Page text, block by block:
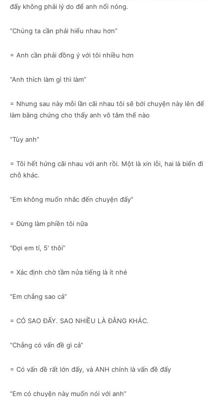
đấy không phải lý do để anh nổi nóng.
“Chúng ta cần phải hiểu nhau hơn”
= Anh cần phải đồng ý với tôi nhiều hơn
“Anh thích làm gì thì làm”
= Nhưng sau này mỗi lần cãi nhau tôi sẽ bới chuyện này lên để
làm bằng chứng cho thấy anh vô tâm thế nào
“Tùy anh”
= Tôi hết hứng cãi nhau với anh rồi. Một là xin lỗi, hai là biến đi
chỗ khác.
“Em không muốn nhắc đến chuyện đấy”
= Đừng làm phiền tôi nữa
“Đợi em tí, 5′ thôi”
= Xác định chờ tầm nửa tiếng là ít nhé
“Em chẳng sao cả”
= CÓ SAO ĐẤY. SAO NHIỀU LÀ ĐẰNG KHÁC.
“Chẳng có vấn đề gì cả”
= Có vấn đề rất lớn đấy, và ANH chính là vấn đề đấy
“Em có chuyện này muốn nói với anh”